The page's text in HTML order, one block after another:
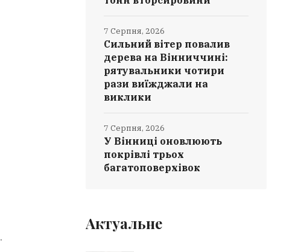
.
Сильний вітер повалив
дерева на Вінниччині:
рятувальники чотири
рази виїжджали на
виклики
7 Серпня, 2026
У Вінниці оновлюють
покрівлі трьох
багатоповерхівок
7 Серпня, 2026
Актуальне